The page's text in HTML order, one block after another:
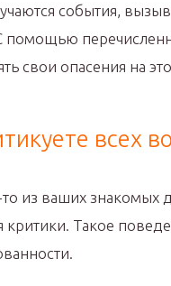
события,
помощью
свои опасения на
всех
из ваших знакомых
критики. Такое